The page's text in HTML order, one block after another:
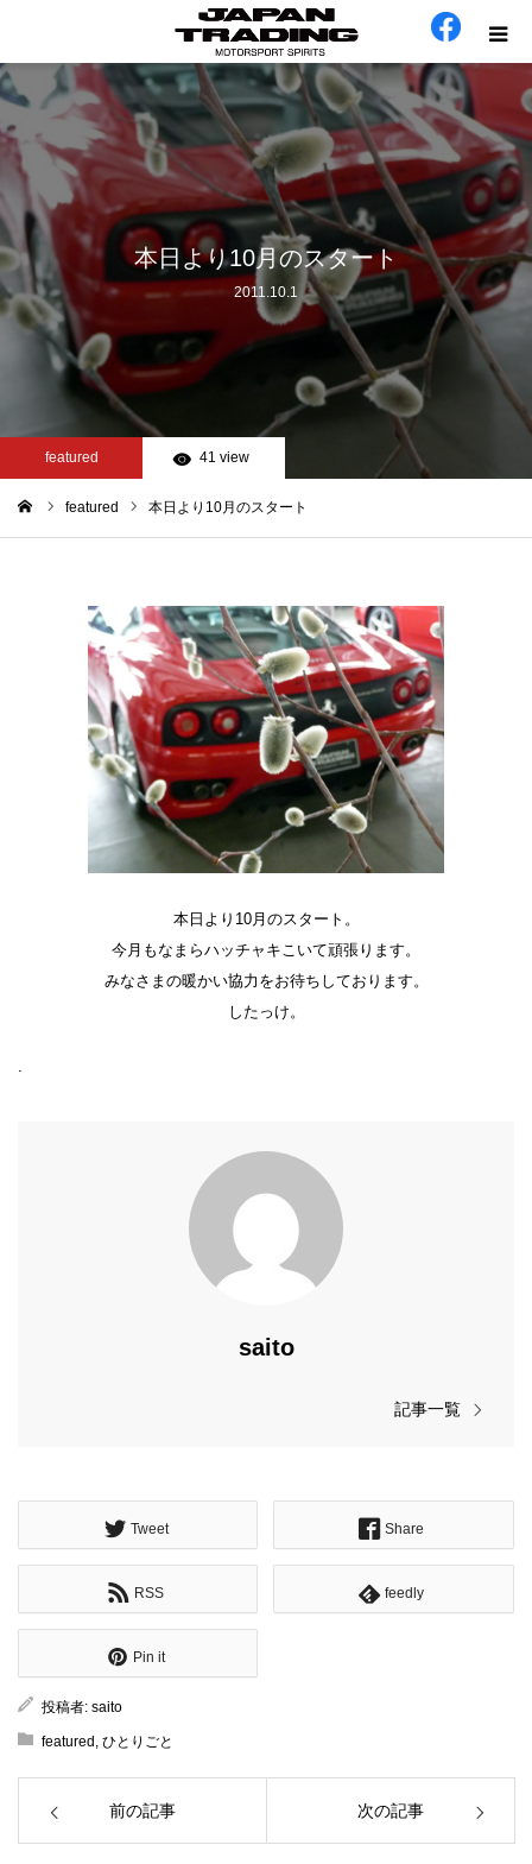
本日より10月のスタート
2011.10.1
featured 41 view
featured 本日より10月のスタート
本日より10月のスタート。
今月もなまらハッチャキこいて頑張ります。
みなさまの暖かい協力をお待ちしております。
したっけ。
.
saito
記事一覧
Tweet Share
RSS feedly
Pin it
投稿者: saito
featured , ひとりごと
前の記事 次の記事
ホーム
在庫車
会社概要
カテゴリー
工場日誌
お問い合わせ